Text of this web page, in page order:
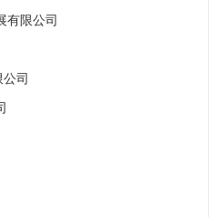
有限公司
司